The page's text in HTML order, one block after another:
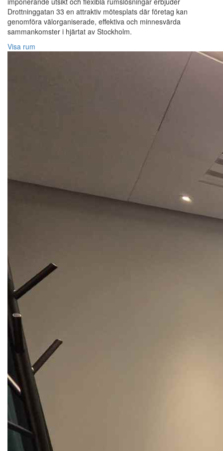
Drottninggatan 33 en attraktiv mötesplats där företag kan
genomföra välorganiserade, effektiva och minnesvärda
sammankomster i hjärtat av Stockholm.
Visa rum